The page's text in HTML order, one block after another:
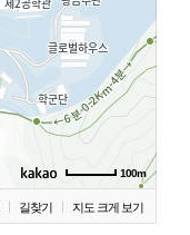
100m
길찾기 지도 크게 보기